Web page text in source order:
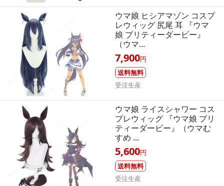
ウマ娘 ヒシアマゾン コスプ
レウィッグ 尻尾 耳 『ウマ
娘 プリティーダービー』
（ウマ...
7,900円
送料無料
受注生産
ウマ娘 ライスシャワー コス
プレウィッグ 『ウマ娘 プリ
ティーダービー』（ウマむ
すめ ...
5,600円
送料無料
受注生産